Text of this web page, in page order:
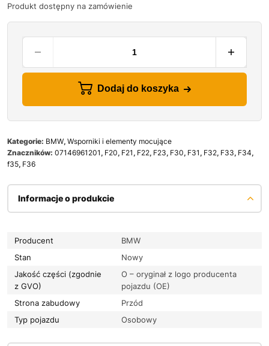
Produkt dostępny na zamówienie
Dodaj do koszyka
Kategorie: BMW, Wsporniki i elementy mocujące
Znaczników: 07146961201 , F20, F21 , F22, F23, F30, F31 , F32, F33, F34,
f35, F36
Informacje o produkcie
Producent
BMW
Stan
Nowy
Jakość części (zgodnie
z GVO)
O – oryginał z logo producenta
pojazdu (OE)
Strona zabudowy
Przód
Typ pojazdu
Osobowy